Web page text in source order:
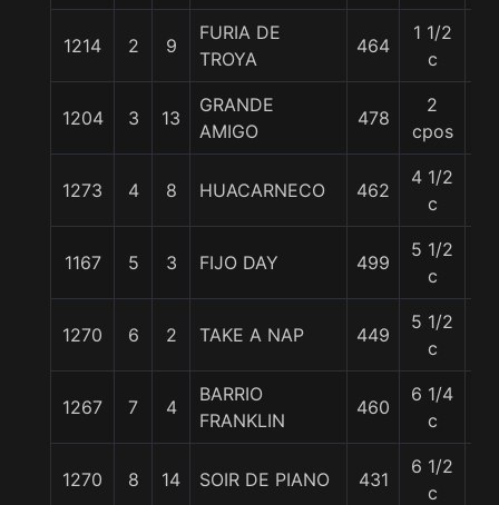
1214 2 9
FURIA DE
TROYA
464
1 1/2
c
1204 3 13
GRANDE
AMIGO
478
2
cpos
1273 4 8 HUACARNECO 462
4 1/2
c
1167 5 3 FIJO DAY 499
5 1/2
c
1270 6 2 TAKE A NAP 449
5 1/2
c
1267 7 4
BARRIO
FRANKLIN
460
6 1/4
c
1270 8 14 SOIR DE PIANO 431
6 1/2
c